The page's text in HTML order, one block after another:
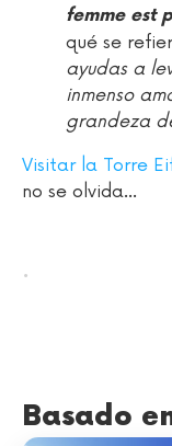
femme est
qué se
ayudas a
inmenso
grandeza
Visitar la Torre
no se olvida...
.
Basado